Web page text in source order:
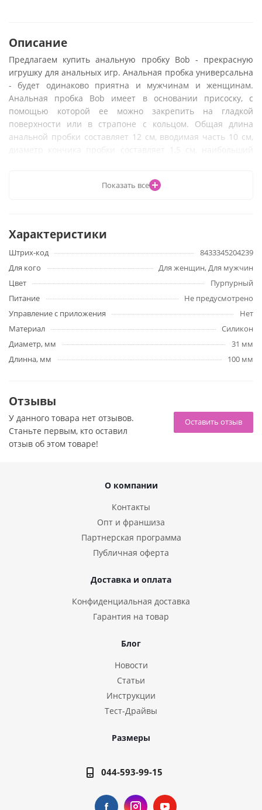
Описание
Предлагаем купить анальную пробку Bob - прекрасную
игрушку для анальных игр. Анальная пробка универсальна
- будет одинаково приятна и мужчинам и женщинам.
Анальная пробка Bob имеет в основании присоску, с
помощью которой ее можно закрепить на гладкой
поверхности или в страпоне с кольцом. Общая длина
анальной пробки составляет 12 см, вводимая часть 10 см,
Анальная пробка Bob с фантастическим дизайном, гибкая,
одной из Ваших любимых игрушек для попки, она
настолько богата нервными окончаниями, что игры с этой
областью принесут незабываемые мгновения в вашу
Игрушку можно мыть любым нейтральным мылом.
Используйте смазку на водной основе, чтобы не повредить
материал.
Показать все
Характеристики
Штрих-код
8433345204239
Для кого
Для женщин, Для мужчин
Цвет
Пурпурный
Питание
Не предусмотрено
Управление с приложения
Нет
Материал
Силикон
Диаметр, мм
31 мм
Длинна, мм
100 мм
Отзывы
Оставить отзыв
У данного товара нет отзывов.
Станьте первым, кто оставил
отзыв об этом товаре!
О компании
Контакты
Опт и франшиза
Партнерская программа
Публичная оферта
Доставка и оплата
Конфиденциальная доставка
Гарантия на товар
Блог
Новости
Статьи
Инструкции
Тест-Драйвы
Размеры
044-593-99-15